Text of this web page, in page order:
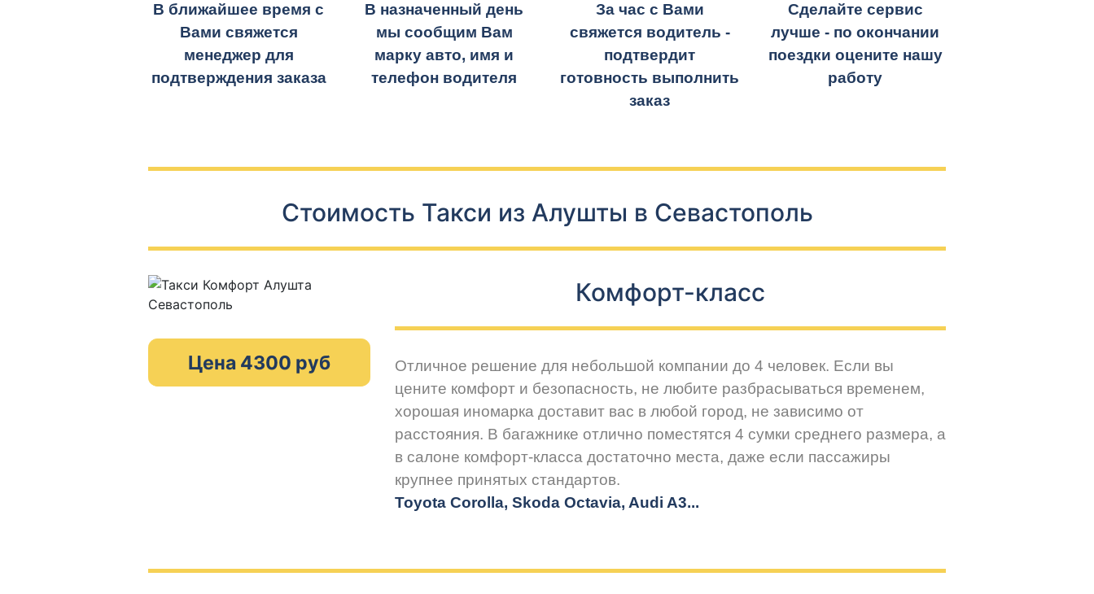
В ближайшее время с
Вами свяжется
менеджер для
подтверждения заказа
В назначенный день
мы сообщим Вам
марку авто, имя и
телефон водителя
За час с Вами
свяжется водитель -
подтвердит
готовность выполнить
заказ
Сделайте сервис
лучше - по окончании
поездки оцените нашу
работу
Стоимость Такси из Алушты в Севастополь
Цена 4300 руб
Комфорт-класс
Отличное решение для небольшой компании до 4 человек. Если вы
цените комфорт и безопасность, не любите разбрасываться временем,
хорошая иномарка доставит вас в любой город, не зависимо от
расстояния. В багажнике отлично поместятся 4 сумки среднего размера, а
в салоне комфорт-класса достаточно места, даже если пассажиры
крупнее принятых стандартов.
Toyota Corolla, Skoda Octavia, Audi A3...